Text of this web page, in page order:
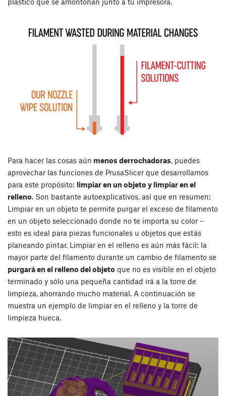
Para hacer las cosas aún menos derrochadoras, puedes
aprovechar las funciones de PrusaSlicer que desarrollamos
para este propósito: limpiar en un objeto y limpiar en el
relleno. Son bastante autoexplicativos, así que en resumen:
Limpiar en un objeto te permite purgar el exceso de filamento
en un objeto seleccionado donde no te importa su color –
esto es ideal para piezas funcionales u objetos que estás
planeando pintar. Limpiar en el relleno es aún más fácil: la
mayor parte del filamento durante un cambio de filamento se
purgará en el relleno del objeto que no es visible en el objeto
terminado y sólo una pequeña cantidad irá a la torre de
limpieza, ahorrando mucho material. A continuación se
muestra un ejemplo de limpiar en el relleno y la torre de
limpieza hueca.